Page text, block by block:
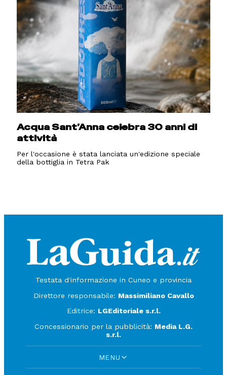
Acqua Sant’Anna celebra 30 anni di
attività
Per l'occasione è stata lanciata un'edizione speciale
della bottiglia in Tetra Pak
Testata d'informazione in Cuneo e provincia
Direttore responsabile: Massimiliano Cavallo
Editrice: LGEditoriale s.r.l.
Concessionario per la pubblicità: Media L.G.
s.r.l.
MENU